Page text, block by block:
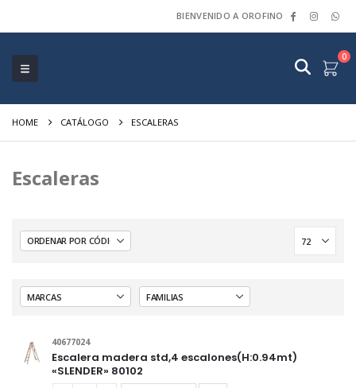
BIENVENIDO A OROFINO
0
HOME CATÁLOGO ESCALERAS
Escaleras
40677024
Escalera madera std,4 escalones(H:0.94mt)
«SLENDER» 80102